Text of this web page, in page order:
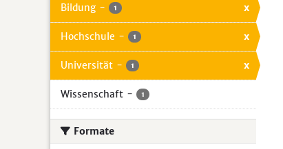
Bildung - 1 x
Hochschule - 1 x
Universität - 1 x
Wissenschaft - 1
Formate